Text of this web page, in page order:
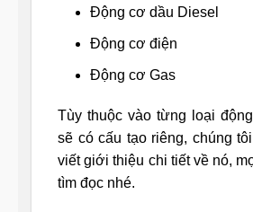
Động cơ dầu Diesel
Động cơ điện
Động cơ Gas
Tùy thuộc vào từng loại
sẽ có cấu tạo riêng, chúng
viết giới thiệu chi tiết về nó,
tìm đọc nhé.